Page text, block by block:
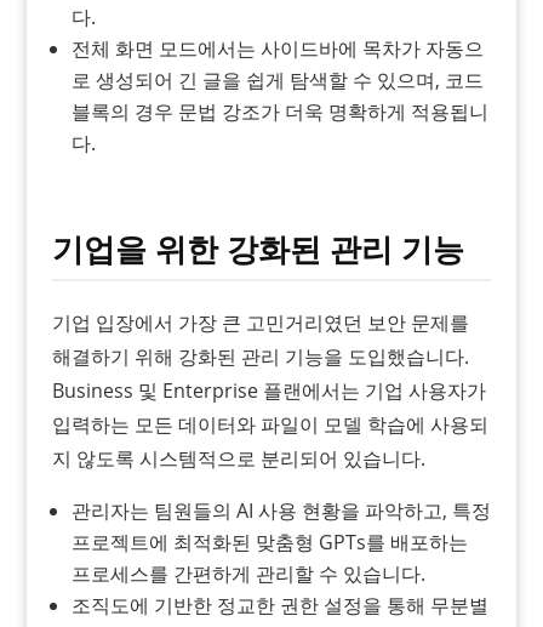
다.
전체 화면 모드에서는 사이드바에 목차가 자동으
로 생성되어 긴 글을 쉽게 탐색할 수 있으며, 코드
블록의 경우 문법 강조가 더욱 명확하게 적용됩니
다.
기업을 위한 강화된 관리 기능
기업 입장에서 가장 큰 고민거리였던 보안 문제를
해결하기 위해 강화된 관리 기능을 도입했습니다.
Business 및 Enterprise 플랜에서는 기업 사용자가
입력하는 모든 데이터와 파일이 모델 학습에 사용되
지 않도록 시스템적으로 분리되어 있습니다.
관리자는 팀원들의 AI 사용 현황을 파악하고, 특정
프로젝트에 최적화된 맞춤형 GPTs를 배포하는
프로세스를 간편하게 관리할 수 있습니다.
조직도에 기반한 정교한 권한 설정을 통해 무분별